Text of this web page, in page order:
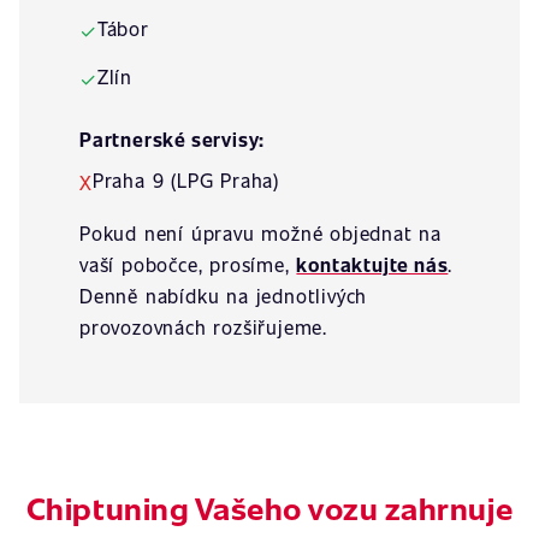
✓Tábor
✓Zlín
Partnerské servisy:
XPraha 9 (LPG Praha)
Pokud není úpravu možné objednat na
vaší pobočce, prosíme,kontaktujte nás.
Denně nabídku na jednotlivých
provozovnách rozšiřujeme.
Chiptuning Vašeho vozu zahrnuje